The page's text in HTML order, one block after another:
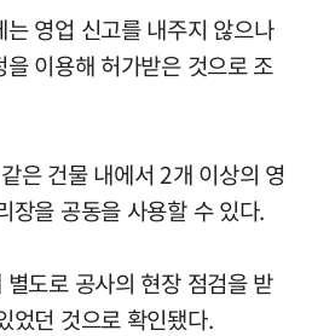
영업 신고를 내주지 않으나
이용해 허가받은 것으로 조
은 건물 내에서 2개 이상의 영
장을 공동을 사용할 수 있다.
도로 공사의 현장 점검을 받
었던 것으로 확인됐다.